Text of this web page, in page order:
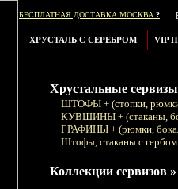
БЕСПЛАТНАЯ ДОСТАВКА МОСКВА ?
ХРУСТАЛЬ С СЕРЕБРОМ VIP
Хрустальные
ШТОФЫ + (стопки,
КУВШИНЫ + (стаканы,
ГРАФИНЫ + (рюмки,
Штофы, стаканы с
Коллекции сервизов »